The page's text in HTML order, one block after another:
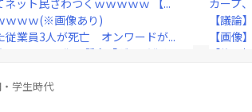
ｗｗｗ(※画像あり)
従業員3人が死亡 オンワードが...
』アニメ化に懸念「グッズ化と...
『理由』、ガチでヤバイ・・・...
【議
【画像
【修羅
川口
学生時代